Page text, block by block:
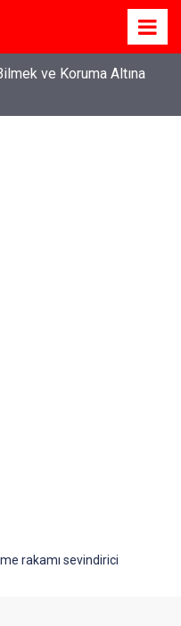
ve Koruma Altına
rakamı sevindirici